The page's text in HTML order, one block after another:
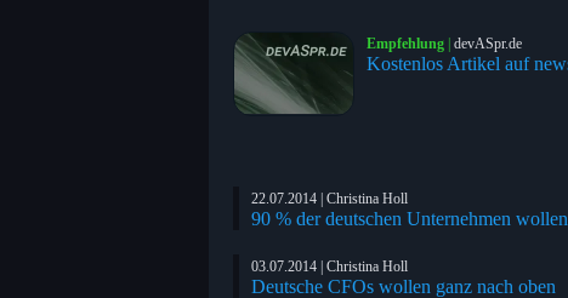
Empfehlung | devASpr.de
Kostenlos Artikel auf
22.07.2014 | Christina Holl
90 % der deutschen Unternehmen
03.07.2014 | Christina Holl
Deutsche CFOs wollen ganz nach oben